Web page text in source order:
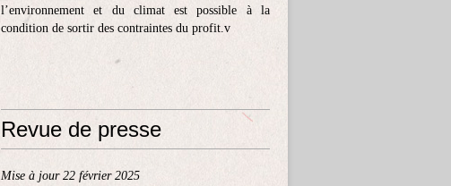
l’environnement et du climat est possible à la
condition de sortir des contraintes du profit.v
Revue de presse
Mise à jour 22 février 2025